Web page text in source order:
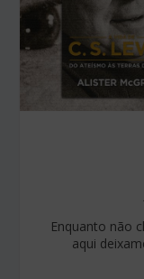
Enquanto não
aqui